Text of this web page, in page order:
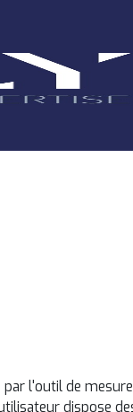
l'outil de
dispose